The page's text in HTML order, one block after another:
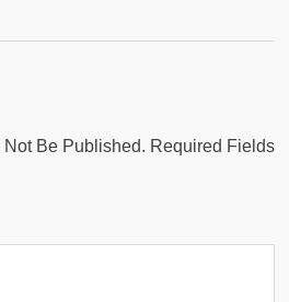
Be Published. Required Fields